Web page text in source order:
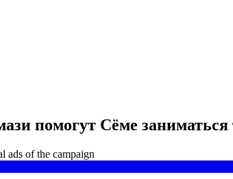
помогут Сёме заниматься
ads of the campaign